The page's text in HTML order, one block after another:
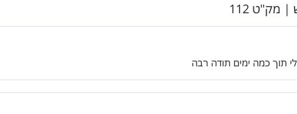
112
תוך כמה ימים תודה רבה